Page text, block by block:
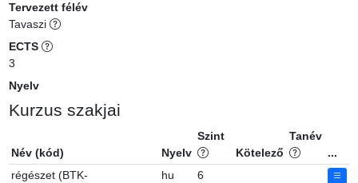
Tervezett félév
Tavaszi
ECTS
3
Nyelv
Kurzus szakjai
Név (kód) Nyelv
Szint
Kötelező
Tanév
...
régészet (BTK-
hu 6